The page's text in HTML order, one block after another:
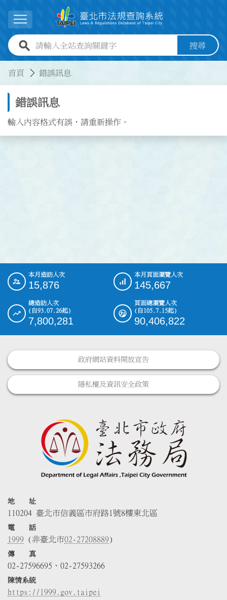
展開選單
全站查詢關鍵字欄位 搜尋
首頁 錯誤訊息
錯誤訊息
輸入內容格式有誤，請重新操作。
::: 本月造訪人次
15,876
本月頁面瀏覽人次
145,667
總造訪人次
(自93.07.26起)
7,800,281
頁面總瀏覽人次
(自105.7.15起)
90,406,822
政府網站資料開放宣告
隱私權及資訊安全政策
地 址
110204 臺北市信義區市府路1號8樓東北區
電 話
1999 (非臺北市02-27208889)
傳 真
02-27596695、02-27593266
陳情系統
https://1999.gov.taipei